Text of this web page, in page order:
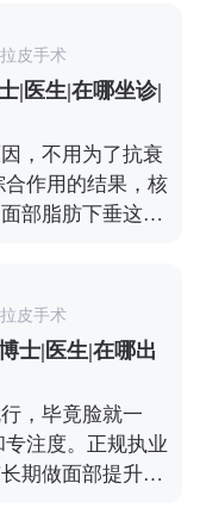
。做医美不是为
。选一位靠谱的
对自己最负责任
升术的问题，
号、小红薯）预
蔬菜瘦肉汤，这
基础营养。一定
如火锅、烧烤、
伤口愈合，甚至
：优质蛋白质和
，像鱼肉、去皮
维生素C能促进
新鲜的水果蔬菜
别吸烟，酒精
会延缓伤口愈
再加上严格遵医
耐心点，恢复期
更多关于MCR
平台（公众号、
解。
皮手术
|医生|在哪坐诊|
，不用为了抗衰
作用的结果，核
部脂肪下垂这些
是做表情时才出
，动态纹就会变
不用过度焦虑，
更有效。如果是
能改善；如果已
的法令纹，就需
MCR复合提升
，也能淡化纹
皮手术
士|医生|在哪出
，毕竟脸就一
注度。正规执业
期做面部提升这